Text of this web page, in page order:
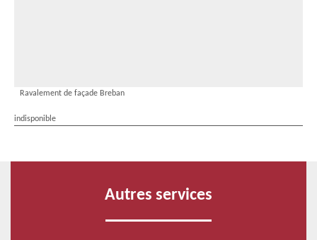
Ravalement de façade Breban
indisponible
Autres services